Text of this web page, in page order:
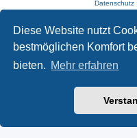
Diese Website nutzt
bestmöglichen Komfort
bieten. Mehr erfahren
Datenschutz|